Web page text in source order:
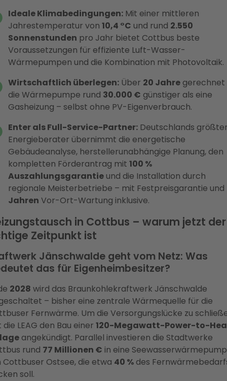
Ideale Klimabedingungen:Mit einer mittleren
Jahrestemperatur von 10,4 °C und rund 2.550
Sonnenstunden pro Jahr bietet Cottbus beste
Voraussetzungen für effiziente Luft-Wasser-
Wärmepumpen und die Kombination mit Photovoltaik.
Wirtschaftlich überlegen:Über 20 Jahregerechnet
die Wärmepumpe rund 30.000 € günstiger als eine
Gasheizung – selbst ohne PV-Eigenverbrauch.
Enter als Full-Service-Partner:Deutschlands
Energieberater übernimmt die energetische
Gebäudeanalyse, herstellerunabhängige Planung, den
kompletten Förderantrag mit 100 %
Auszahlungsgarantieund die Installation durch
regionale Meisterbetriebe – mit Festpreisgarantie und
Jahren Vor-Ort-Wartung inklusive.
in Cottbus – warum jetzt der
Zeitpunkt ist
Jänschwalde geht vom Netz: Was
das für Eigenheimbesitzer?
2028 wird das Braunkohlekraftwerk Jänschwalde
– bisher eine zentrale Wärmequelle für die
Fernwärme. Um die Versorgungslücke zu
LEAG den Bau einer 120-Megawatt-Power-to-
angekündigt. Parallel investieren die Stadtwerke
rund 77 Millionen € in eine
Cottbuser Ostsee, die etwa 40 %des
soll.